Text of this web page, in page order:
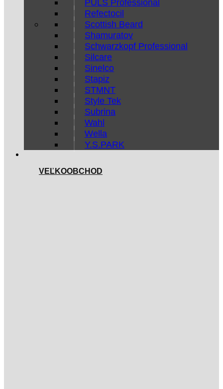
PULS Professional
Refectocil
Scottish Beard
Shamuratov
Schwarzkopf Professional
Silcare
Sinelco
Stapiz
STMNT
Style Tek
Subrina
Wahl
Wella
Y.S.PARK
VEĽKOOBCHOD